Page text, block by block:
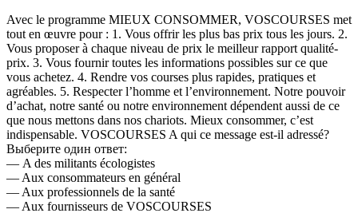
Avec le programme MIEUX CONSOMMER, VOSCOURSES met
tout en œuvre pour : 1. Vous offrir les plus bas prix tous les jours. 2.
Vous proposer à chaque niveau de prix le meilleur rapport qualité-
prix. 3. Vous fournir toutes les informations possibles sur ce que
vous achetez. 4. Rendre vos courses plus rapides, pratiques et
agréables. 5. Respecter l’homme et l’environnement. Notre pouvoir
d’achat, notre santé ou notre environnement dépendent aussi de ce
que nous mettons dans nos chariots. Mieux consommer, c’est
indispensable. VOSCOURSES A qui ce message est-il adressé?
Выберите один ответ:
— A des militants écologistes
— Aux consommateurs en général
— Aux professionnels de la santé
— Aux fournisseurs de VOSCOURSES